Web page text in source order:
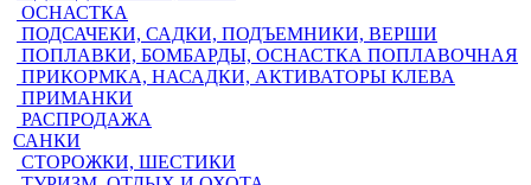
ОСНАСТКА
ПОДСАЧЕКИ, САДКИ, ПОДЪЕМНИКИ, ВЕРШИ
ПОПЛАВКИ, БОМБАРДЫ, ОСНАСТКА ПОПЛАВОЧНАЯ
ПРИКОРМКА, НАСАДКИ, АКТИВАТОРЫ КЛЕВА
ПРИМАНКИ
РАСПРОДАЖА
САНКИ
СТОРОЖКИ, ШЕСТИКИ